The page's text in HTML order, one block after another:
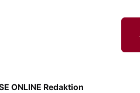
ONLINE Redaktion